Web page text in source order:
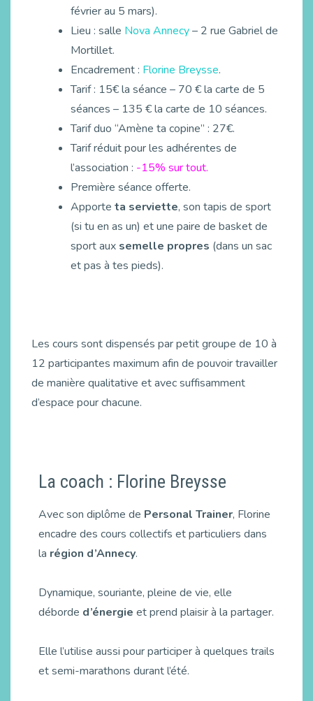
février au 5 mars).
Lieu : salle Nova Annecy– 2 rue Gabriel de
Mortillet.
Encadrement : Florine Breysse.
Tarif : 15€ la séance – 70 € la carte de 5
séances – 135 € la carte de 10 séances.
Tarif duo “Amène ta copine” : 27€.
Tarif réduit pour les adhérentes de
l’association : -15% sur tout.
Première séance offerte.
Apporte ta serviette, son tapis de sport
(si tu en as un) et une paire de basket de
sport aux semelle propres (dans un sac
et pas à tes pieds).
Les cours sont dispensés par petit groupe de 10 à
12 participantes maximum afin de pouvoir travailler
de manière qualitative et avec suffisamment
d’espace pour chacune.
La coach : Florine Breysse
Avec son diplôme de Personal Trainer, Florine
encadre des cours collectifs et particuliers dans
la région d’Annecy.
Dynamique, souriante, pleine de vie, elle
déborde d’énergie et prend plaisir à la partager.
Elle l’utilise aussi pour participer à quelques trails
et semi-marathons durant l’été.